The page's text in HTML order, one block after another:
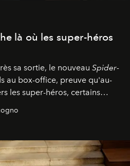
là où les super-héros
sa sortie, le nouveau Spider-
au box-office, preuve qu'au-
les super-héros, certains
susciter une ferveur intacte.